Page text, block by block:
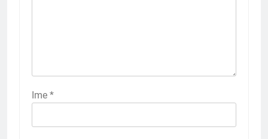
Ime *